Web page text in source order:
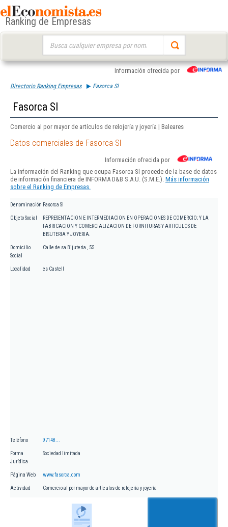
Ranking de Empresas
Información ofrecida por
Directorio Ranking Empresas Fasorca Sl
Fasorca Sl
Comercio al por mayor de artículos de relojería y joyería | Baleares
Datos comerciales de Fasorca Sl
Información ofrecida por
La información del Ranking que ocupa Fasorca Sl procede de la base de datos
de información financiera de INFORMA D&B S.A.U. (S.M.E.). Más información
sobre el Ranking de Empresas.
Denominación Fasorca Sl
Objeto Social
REPRESENTACION E INTERMEDIACION EN OPERACIONES DE COMERCIO; Y LA
FABRICACION Y COMERCIALIZACION DE FORNITURAS Y ARTICULOS DE
BISUTERIA Y JOYERIA.
Domicilio
Social
Calle de sa Bijuteria , 55
Localidad es Castell
Teléfono 97148...
Forma
Jurídica
Sociedad limitada
Página Web www.fasorca.com
Actividad Comercio al por mayor de artículos de relojería y joyería